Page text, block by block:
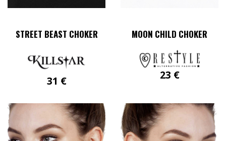
STREET BEAST CHOKER
31 €
MOON CHILD CHOKER
23 €